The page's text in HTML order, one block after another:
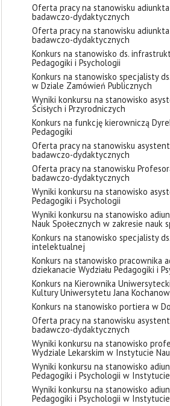
Oferta pracy na stanowisku
badawczo-dydaktycznych
Oferta pracy na stanowisku
badawczo-dydaktycznych
Konkurs na stanowisko ds.
Pedagogiki i Psychologii
Konkurs na stanowisko specjalisty
w Dziale Zamówień Publicznych
Wyniki konkursu na stanowisko
Ścisłych i Przyrodniczych
Konkurs na funkcję kierowniczą
Pedagogiki
Oferta pracy na stanowisku
badawczo-dydaktycznych
Oferta pracy na stanowisku
badawczo-dydaktycznych
Wyniki konkursu na stanowisko
Pedagogiki i Psychologii
Wyniki konkursu na stanowisko
Nauk Społecznych w zakresie nauk
Konkurs na stanowisko specjalisty
intelektualnej
Konkurs na stanowisko pracownika
dziekanacie Wydziału Pedagogiki i
Konkurs na Kierownika
Kultury Uniwersytetu Jana
Konkurs na stanowisko portiera w
Oferta pracy na stanowisku
badawczo-dydaktycznych
Wyniki konkursu na stanowisko
Wydziale Lekarskim w Instytucie
Wyniki konkursu na stanowisko
Pedagogiki i Psychologii w
Wyniki konkursu na stanowisko
Pedagogiki i Psychologii w